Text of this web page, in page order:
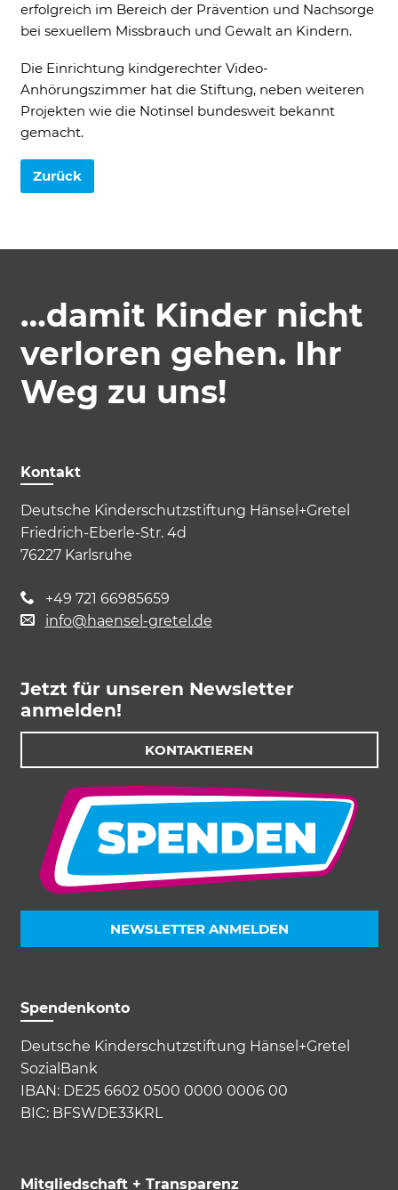
erfolgreich im Bereich der Prävention und Nachsorge
bei sexuellem Missbrauch und Gewalt an Kindern.
Die Einrichtung kindgerechter Video-
Anhörungszimmer hat die Stiftung, neben weiteren
Projekten wie die Notinsel bundesweit bekannt
gemacht.
Zurück
…damit Kinder nicht
verloren gehen. Ihr
Weg zu uns!
Kontakt
Deutsche Kinderschutzstiftung Hänsel+Gretel
Friedrich-Eberle-Str. 4d
76227 Karlsruhe
+49 721 66985659
info@haensel-gretel.de
Jetzt für unseren Newsletter
anmelden!
KONTAKTIEREN
NEWSLETTER ANMELDEN
Spendenkonto
Deutsche Kinderschutzstiftung Hänsel+Gretel
SozialBank
IBAN: DE25 6602 0500 0000 0006 00
BIC: BFSWDE33KRL
Mitgliedschaft + Transparenz
Impressum